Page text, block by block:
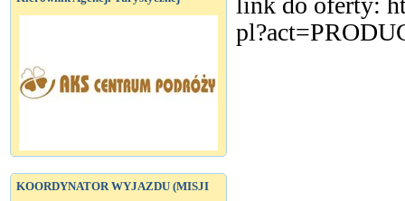
KOORDYNATOR WYJAZDU (MISJI